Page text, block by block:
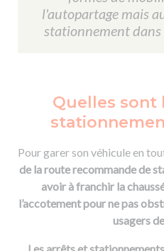
l'autopartage mais
stationnement dans
Quelles sont
Pour garer son véhicule en
de la route recommande de
avoir à franchir la
l’accotement pour ne pas
usagers